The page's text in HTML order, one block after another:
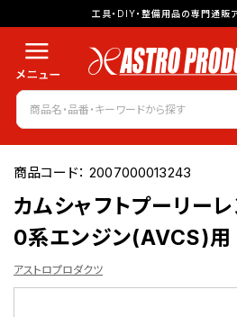
工具・DIY・整備用品の専門通販
商品コード：2007000013243
カムシャフトプーリー
0系エンジン(AVCS)用
アストロプロダクツ